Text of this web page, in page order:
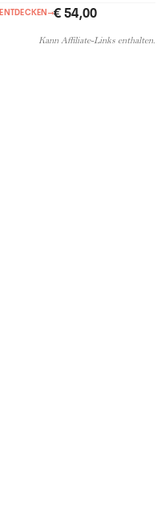
ENTDECKEN →€ 54,00
Kann Affiliate-Links enthalten.